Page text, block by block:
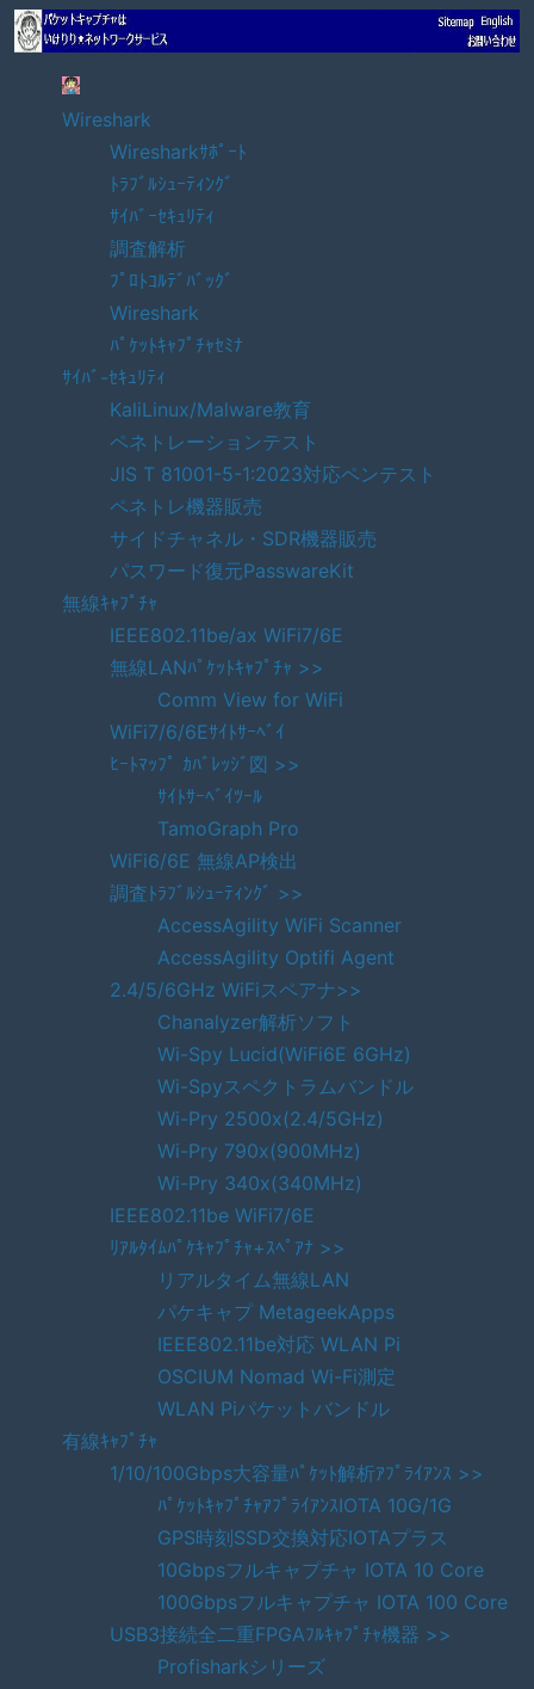
Wireshark
Wiresharkｻﾎﾟｰﾄ
ﾄﾗﾌﾞﾙｼｭｰﾃｨﾝｸﾞ
ｻｲﾊﾞｰｾｷｭﾘﾃｨ
調査解析
ﾌﾟﾛﾄｺﾙﾃﾞﾊﾞｯｸﾞ
Wireshark
ﾊﾟｹｯﾄｷｬﾌﾟﾁｬｾﾐﾅ
ｻｲﾊﾞ-ｾｷｭﾘﾃｨ
KaliLinux/Malware教育
ペネトレーションテスト
JIS T 81001-5-1:2023対応ペンテスト
ペネトレ機器販売
サイドチャネル・SDR機器販売
パスワード復元PasswareKit
無線ｷｬﾌﾟﾁｬ
IEEE802.11be/ax WiFi7/6E
無線LANﾊﾟｹｯﾄｷｬﾌﾟﾁｬ >>
Comm View for WiFi
WiFi7/6/6Eｻｲﾄｻｰﾍﾞｲ
ﾋｰﾄﾏｯﾌﾟ ｶﾊﾞﾚｯｼﾞ図 >>
ｻｲﾄｻｰﾍﾞｲﾂｰﾙ
TamoGraph Pro
WiFi6/6E 無線AP検出
調査ﾄﾗﾌﾞﾙｼｭｰﾃｨﾝｸﾞ >>
AccessAgility WiFi Scanner
AccessAgility Optifi Agent
2.4/5/6GHz WiFiスペアナ>>
Chanalyzer解析ソフト
Wi-Spy Lucid(WiFi6E 6GHz)
Wi-Spyスペクトラムバンドル
Wi-Pry 2500x(2.4/5GHz)
Wi-Pry 790x(900MHz)
Wi-Pry 340x(340MHz)
IEEE802.11be WiFi7/6E
ﾘｱﾙﾀｲﾑﾊﾟｹｷｬﾌﾟﾁｬ+ｽﾍﾟｱﾅ >>
リアルタイム無線LAN
パケキャプ MetageekApps
IEEE802.11be対応 WLAN Pi
OSCIUM Nomad Wi-Fi測定
WLAN Piパケットバンドル
有線ｷｬﾌﾟﾁｬ
1/10/100Gbps大容量ﾊﾟｹｯﾄ解析ｱﾌﾟﾗｲｱﾝｽ >>
ﾊﾟｹｯﾄｷｬﾌﾟﾁｬｱﾌﾟﾗｲｱﾝｽIOTA 10G/1G
GPS時刻SSD交換対応IOTAプラス
10Gbpsフルキャプチャ IOTA 10 Core
100Gbpsフルキャプチャ IOTA 100 Core
USB3接続全二重FPGAﾌﾙｷｬﾌﾟﾁｬ機器 >>
Profisharkシリーズ